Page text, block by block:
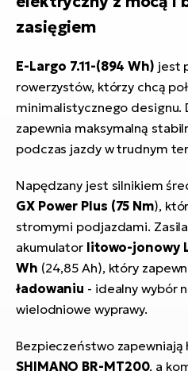
zasięgiem
E-Largo 7.11-(894 Wh) jest
rowerzystów, którzy chcą
minimalistycznego designu.
zapewnia maksymalną
podczas jazdy w trudnym
Napędzany jest silnikiem
GX Power Plus (75 Nm),
stromymi podjazdami.
akumulator litowo-jonowy
Wh (24,85 Ah), który
ładowaniu - idealny wybór
wielodniowe wyprawy.
Bezpieczeństwo
SHIMANO BR-MT200, a